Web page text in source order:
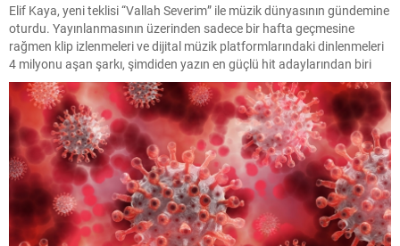
Elif Kaya, yeni teklisi “Vallah Severim” ile müzik dünyasının gündemine
oturdu. Yayınlanmasının üzerinden sadece bir hafta geçmesine
rağmen klip izlenmeleri ve dijital müzik platformlarındaki dinlenmeleri
4 milyonu aşan şarkı, şimdiden yazın en güçlü hit adaylarından biri
olarak gösteriliyor. Enerjik altyapısı, hareketli ritmi ve ilk dinleyişte
akıllara kazınan nakaratıyla dikkat çeken...